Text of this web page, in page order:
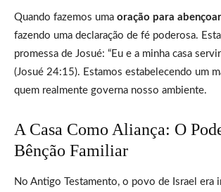
Quando fazemos uma oração para
fazendo uma declaração de fé poderosa.
promessa de Josué: “Eu e a minha casa
(Josué 24:15). Estamos estabelecendo um
quem realmente governa nosso ambiente.
A Casa Como Aliança: O
Bênção Familiar
No Antigo Testamento, o povo de Israel era